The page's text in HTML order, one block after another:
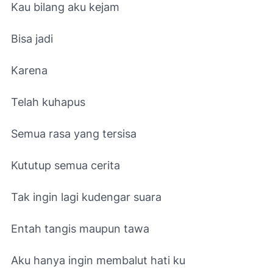
Kau bilang aku kejam
Bisa jadi
Karena
Telah kuhapus
Semua rasa yang tersisa
Kututup semua cerita
Tak ingin lagi kudengar suara
Entah tangis maupun tawa
Aku hanya ingin membalut hati ku